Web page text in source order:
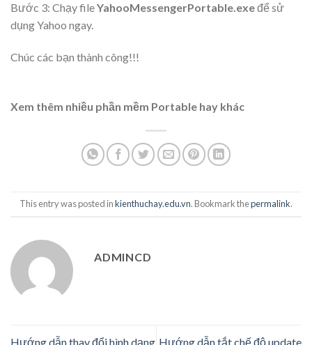
Bước 3: Chạy fileYahooMessengerPortable.exeđể sử
dụngYahoo ngay.
Chúc các bạn thành công!!!
Xem thêm nhiều phần mềm Portable hay khác
This entry was posted inkienthuchay.edu.vn. Bookmark thepermalink.
ADMINCD
Hướng dẫn thay đổi hình dạng Hướng dẫn tắt chế độ update